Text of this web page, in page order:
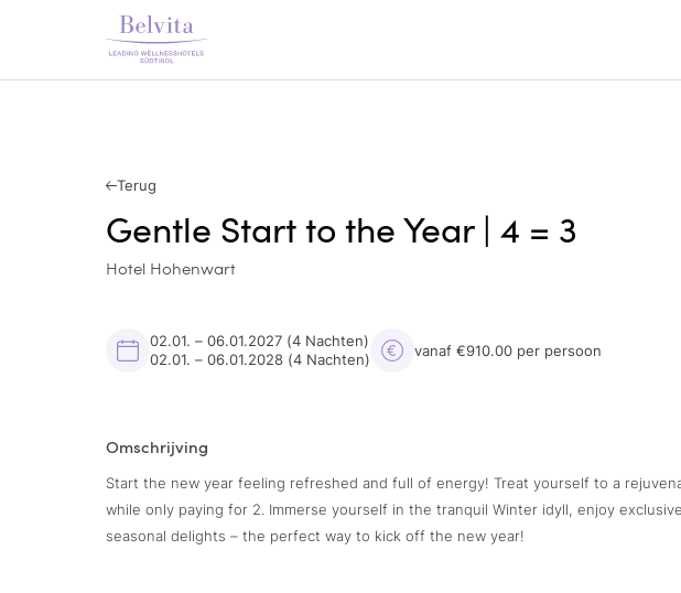
Terug
Gentle Start to the Year | 4 = 3
Hotel Hohenwart
02.01. – 06.01.2027 (4 Nachten)
02.01. – 06.01.2028 (4 Nachten)
vanaf €910.00 per persoon
Omschrijving
Start the new year feeling refreshed and full of energy! Treat yourself to a
while only paying for 2. Immerse yourself in the tranquil Winter idyll, enjoy
seasonal delights – the perfect way to kick off the new year!